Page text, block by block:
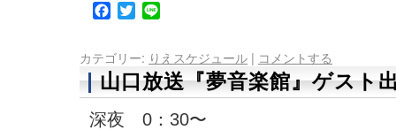
Facebook
Twitter
カテゴリー: りえスケジュール | コメントする
山口放送『夢音楽館』ゲスト
深夜 0：30〜